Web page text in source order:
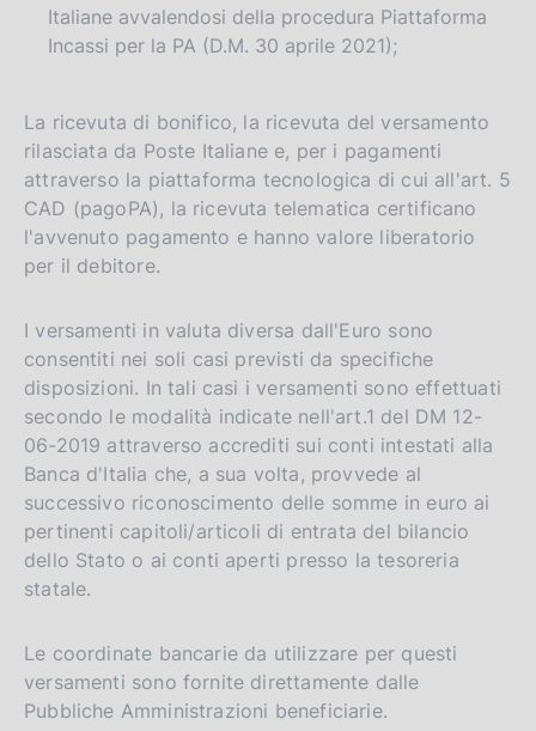
Italiane avvalendosi della procedura Piattaforma
Incassi per la PA (D.M. 30 aprile 2021);
La ricevuta di bonifico, la ricevuta del versamento
rilasciata da Poste Italiane e, per i pagamenti
attraverso la piattaforma tecnologica di cui all'art. 5
CAD (pagoPA), la ricevuta telematica certificano
l'avvenuto pagamento e hanno valore liberatorio
per il debitore.
I versamenti in valuta diversa dall'Euro sono
consentiti nei soli casi previsti da specifiche
disposizioni. In tali casi i versamenti sono effettuati
secondo le modalità indicate nell'art.1 del DM 12-
06-2019 attraverso accrediti sui conti intestati alla
Banca d'Italia che, a sua volta, provvede al
successivo riconoscimento delle somme in euro ai
pertinenti capitoli/articoli di entrata del bilancio
dello Stato o ai conti aperti presso la tesoreria
statale.
Le coordinate bancarie da utilizzare per questi
versamenti sono fornite direttamente dalle
Pubbliche Amministrazioni beneficiarie.